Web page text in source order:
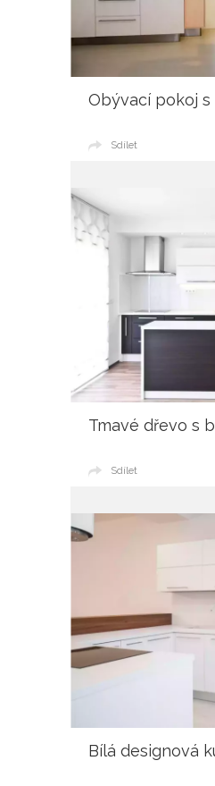
Obývací pokoj
Sdílet
Tmavé dřevo s
Sdílet
Bílá designová